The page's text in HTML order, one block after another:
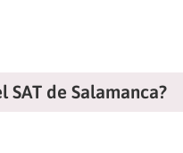
SAT de Salamanca?